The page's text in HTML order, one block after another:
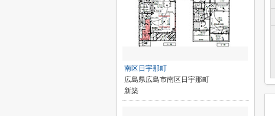
南区日宇那町
広島県広島市南区日宇那町
新築